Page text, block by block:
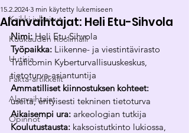
Kaikki julkaisut
Kuukauden Roolimalli
Uutisia
Fakta-artikkelit
Alanvaihtajat
Opinnot
Alanvaihtajat: Heli Etu-Sihvola
15.2.2024 3 min käytetty lukemiseen
Nimi: Heli Etu-Sihvola
Työpaikka: Liikenne- ja viestintävirasto
Traficomin Kyberturvallisuuskeskus,
tietoturva-asiantuntija
Ammatilliset kiinnostuksen kohteet:
useita, erityisesti tekninen tietoturva
Aikaisempi ura: arkeologian tutkija
Koulutustausta: kaksoistutkinto lukiossa,